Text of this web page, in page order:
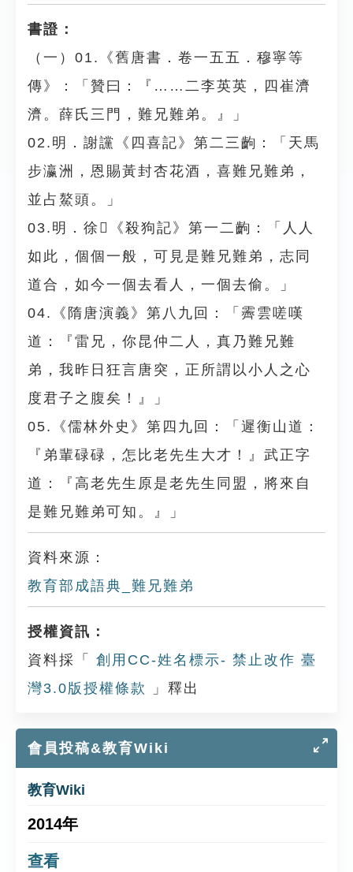
書證：
（一）01.《舊唐書．卷一五五．穆寧等
傳》：「贊曰：『……二李英英，四崔濟
濟。薛氏三門，難兄難弟。』」
02.明．謝讜《四喜記》第二三齣：「天馬
步瀛洲，恩賜黃封杏花酒，喜難兄難弟，
並占鰲頭。」
03.明．徐𤱻《殺狗記》第一二齣：「人人
如此，個個一般，可見是難兄難弟，志同
道合，如今一個去看人，一個去偷。」
04.《隋唐演義》第八九回：「霽雲嗟嘆
道：『雷兄，你昆仲二人，真乃難兄難
弟，我昨日狂言唐突，正所謂以小人之心
度君子之腹矣！』」
05.《儒林外史》第四九回：「遲衡山道：
『弟輩碌碌，怎比老先生大才！』武正字
道：『高老先生原是老先生同盟，將來自
是難兄難弟可知。』」
資料來源：
教育部成語典_難兄難弟
授權資訊：
資料採「
創用CC-姓名標示- 禁止改作 臺
灣3.0版授權條款
」釋出
會員投稿&教育Wiki
教育Wiki
2014年
查看